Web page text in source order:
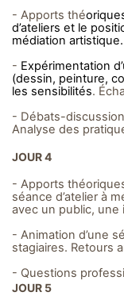
- Apports thé
d’ateliers et le
médiation artistique.
- Expérimentation
(dessin, peinture,
les sensibilités.
- Débats-
Analyse des
JOUR 4
- Apports
séance d’atelier à
avec un public,
- Animation d’une
stagiaires. Retours
- Questions
JOUR 5